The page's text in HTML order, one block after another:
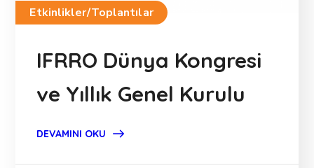
Etkinlikler/Toplantılar
IFRRO Dünya Kongresi
ve Yıllık Genel Kurulu
DEVAMINI OKU